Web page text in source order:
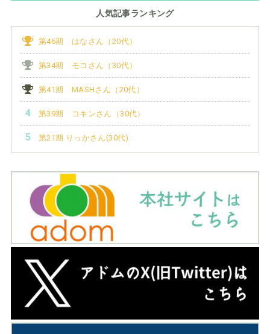
人気記事ランキング
第46期 はなさん（20代）
第34期 モコさん（30代）
第41期 MASHさん（20代）
第39期 コキンさん（30代）
第21期 りっかさん(30代)